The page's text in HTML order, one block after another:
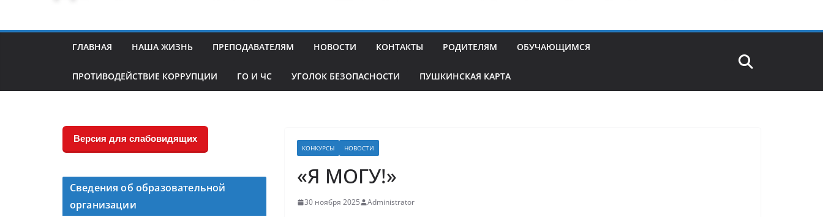
ГЛАВНАЯ НАША ЖИЗНЬ ПРЕПОДАВАТЕЛЯМ НОВОСТИ КОНТАКТЫ РОДИТЕЛЯМ ОБУЧАЮЩИМСЯ
ПРОТИВОДЕЙСТВИЕ КОРРУПЦИИ ГО И ЧС УГОЛОК БЕЗОПАСНОСТИ ПУШКИНСКАЯ КАРТА
КОНКУРСЫ НОВОСТИ
«Я МОГУ!»
30 ноября 2025 Administrator
Версия для слабовидящих
Сведения об образовательной
организации